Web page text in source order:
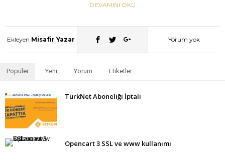
DEVAMINI OKU
Ekleyen Misafir Yazar Yorum yok
Popüler Yeni Yorum Etiketler
TürkNet Aboneliği İptali
Opencart 3 SSL ve www kullanımı